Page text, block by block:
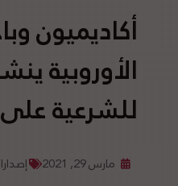
أكاديميون
الأوروبية
للشرعية
مارس 29, 2021